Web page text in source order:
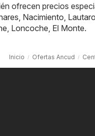
ofrecen precios
Nacimiento Lautaro
Loncoche El Monte.
Inicio Ofertas Ancud